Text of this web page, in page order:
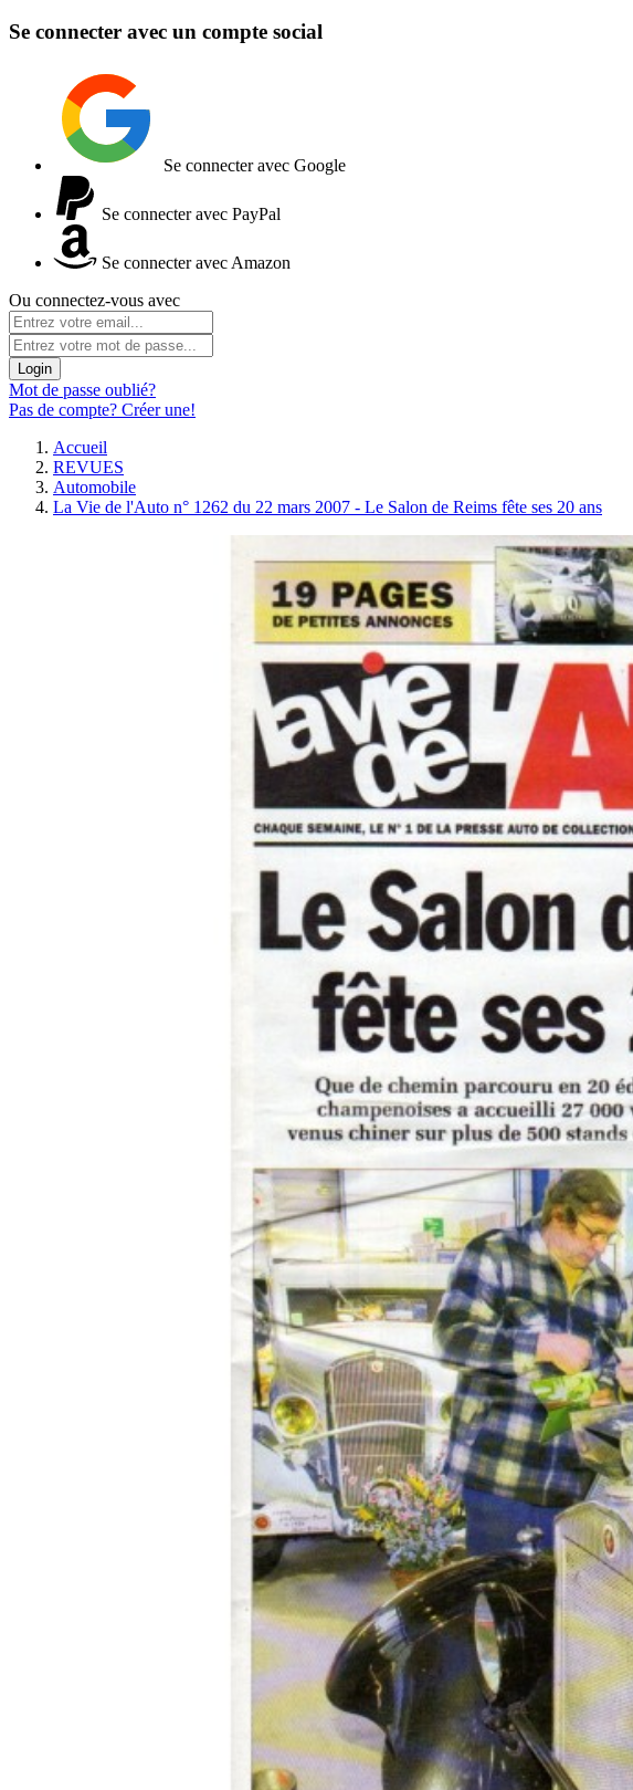
Se connecter avec un compte social
Se connecter avec Google
Se connecter avec PayPal
Se connecter avec Amazon
Ou connectez-vous avec
Login
Mot de passe oublié?
Pas de compte? Créer une!
Accueil
REVUES
Automobile
La Vie de l'Auto n° 1262 du 22 mars 2007 - Le Salon de Reims fête ses 20 ans